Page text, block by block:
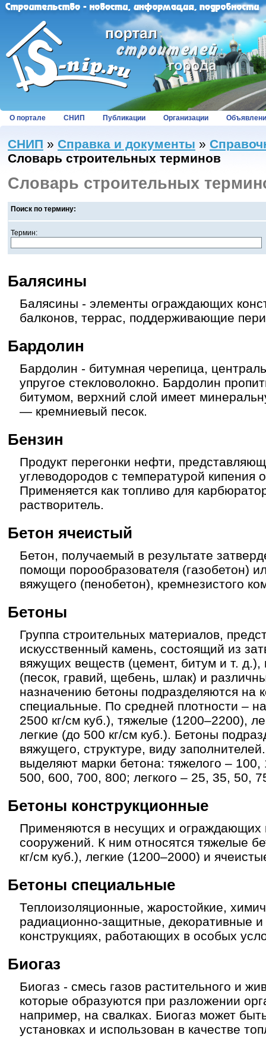
О портале СНИП Публикации Организации
СНИП » Справка и документы »
Словарь строительных терминов
Словарь строительных
Поиск по термину:
Термин:
Балясины
Балясины - элементы ограждающих
балконов, террас, поддерживающие
Бардолин
Бардолин - битумная черепица,
упругое стекловолокно. Бардолин
битумом, верхний слой имеет
— кремниевый песок.
Бензин
Продукт перегонки нефти,
углеводородов с температурой кипения
Применяется как топливо для
растворитель.
Бетон ячеистый
Бетон, получаемый в результате
помощи порообразователя (газобетон)
вяжущего (пенобетон), кремнезистого
Бетоны
Группа строительных материалов,
искусственный камень, состоящий из
вяжущих веществ (цемент, битум и т. д.),
(песок, гравий, щебень, шлак) и
назначению бетоны подразделяются на
специальные. По средней плотности –
2500 кг/см куб.), тяжелые (1200–2200),
легкие (до 500 кг/см куб.). Бетоны
вяжущего, структуре, виду
выделяют марки бетона: тяжелого –
500, 600, 700, 800; легкого – 25, 35, 50,
Бетоны конструкционные
Применяются в несущих и ограждающих
сооружений. К ним относятся тяжелые
кг/см куб.), легкие (1200–2000) и
Бетоны специальные
Теплоизоляционные, жаростойкие,
радиационно-защитные, декоративные
конструкциях, работающих в особых
Биогаз
Биогаз - смесь газов растительного и
которые образуются при разложении
например, на свалках. Биогаз может
установках и использован в качестве